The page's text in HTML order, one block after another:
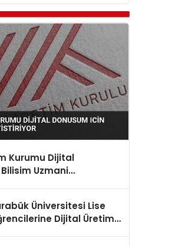
Kurumu Dijital
Uzmani
Üniversitesi Lise
Dijital Üretim